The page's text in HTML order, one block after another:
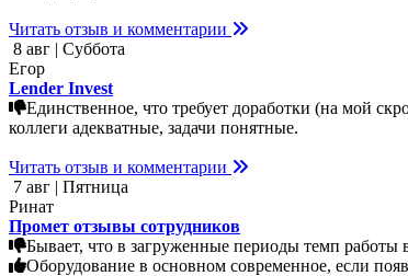
Читать отзыв и комментарии
8 авг | Суббота
Егор
Lender Invest
Единственное, что требует доработки (на мой
коллеги адекватные, задачи понятные.
Читать отзыв и комментарии
7 авг | Пятница
Ринат
Промет отзывы сотрудников
Бывает, что в загруженные периоды темп
Оборудование в основном современное, если